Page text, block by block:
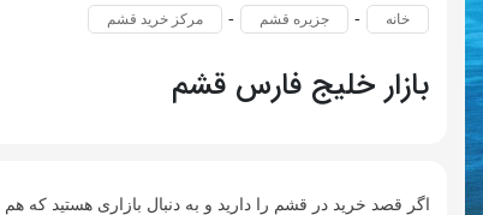
خانه - جزیره قشم - مرکز خرید قشم
بازار خلیج فارس قشم
اگر قصد خرید در قشم را دارید و به دنبال بازاری هستید که